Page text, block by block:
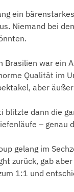
ein
Niemand bei
Brasilien war ein
Qualität im
aber
blitzte dann die
– genau
gelang im
zurück, gab
1:1 und